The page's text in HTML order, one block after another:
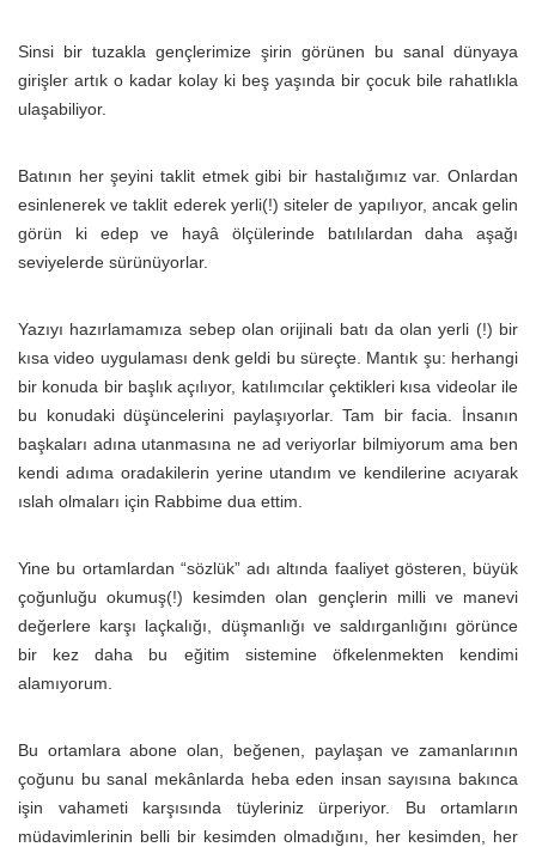
Sinsi bir tuzakla gençlerimize şirin görünen bu sanal dünyaya
girişler artık o kadar kolay ki beş yaşında bir çocuk bile rahatlıkla
ulaşabiliyor.
Batının her şeyini taklit etmek gibi bir hastalığımız var. Onlardan
esinlenerek ve taklit ederek yerli(!) siteler de yapılıyor, ancak gelin
görün ki edep ve hayâ ölçülerinde batılılardan daha aşağı
seviyelerde sürünüyorlar.
Yazıyı hazırlamamıza sebep olan orijinali batı da olan yerli (!) bir
kısa video uygulaması denk geldi bu süreçte. Mantık şu: herhangi
bir konuda bir başlık açılıyor, katılımcılar çektikleri kısa videolar ile
bu konudaki düşüncelerini paylaşıyorlar. Tam bir facia. İnsanın
başkaları adına utanmasına ne ad veriyorlar bilmiyorum ama ben
kendi adıma oradakilerin yerine utandım ve kendilerine acıyarak
ıslah olmaları için Rabbime dua ettim.
Yine bu ortamlardan “sözlük” adı altında faaliyet gösteren, büyük
çoğunluğu okumuş(!) kesimden olan gençlerin milli ve manevi
değerlere karşı laçkalığı, düşmanlığı ve saldırganlığını görünce
bir kez daha bu eğitim sistemine öfkelenmekten kendimi
alamıyorum.
Bu ortamlara abone olan, beğenen, paylaşan ve zamanlarının
çoğunu bu sanal mekânlarda heba eden insan sayısına bakınca
işin vahameti karşısında tüyleriniz ürperiyor. Bu ortamların
müdavimlerinin belli bir kesimden olmadığını, her kesimden, her